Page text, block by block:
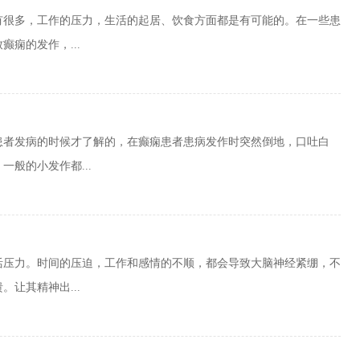
多，工作的压力，生活的起居、饮食方面都是有可能的。在一些患
痫的发作，...
发病的时候才了解的，在癫痫患者患病发作时突然倒地，口吐白
般的小发作都...
力。时间的压迫，工作和感情的不顺，都会导致大脑神经紧绷，不
让其精神出...